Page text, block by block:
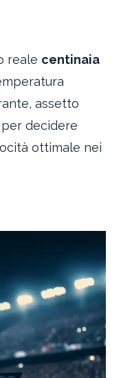
reale centinaia
assetto
decidere
ottimale nei